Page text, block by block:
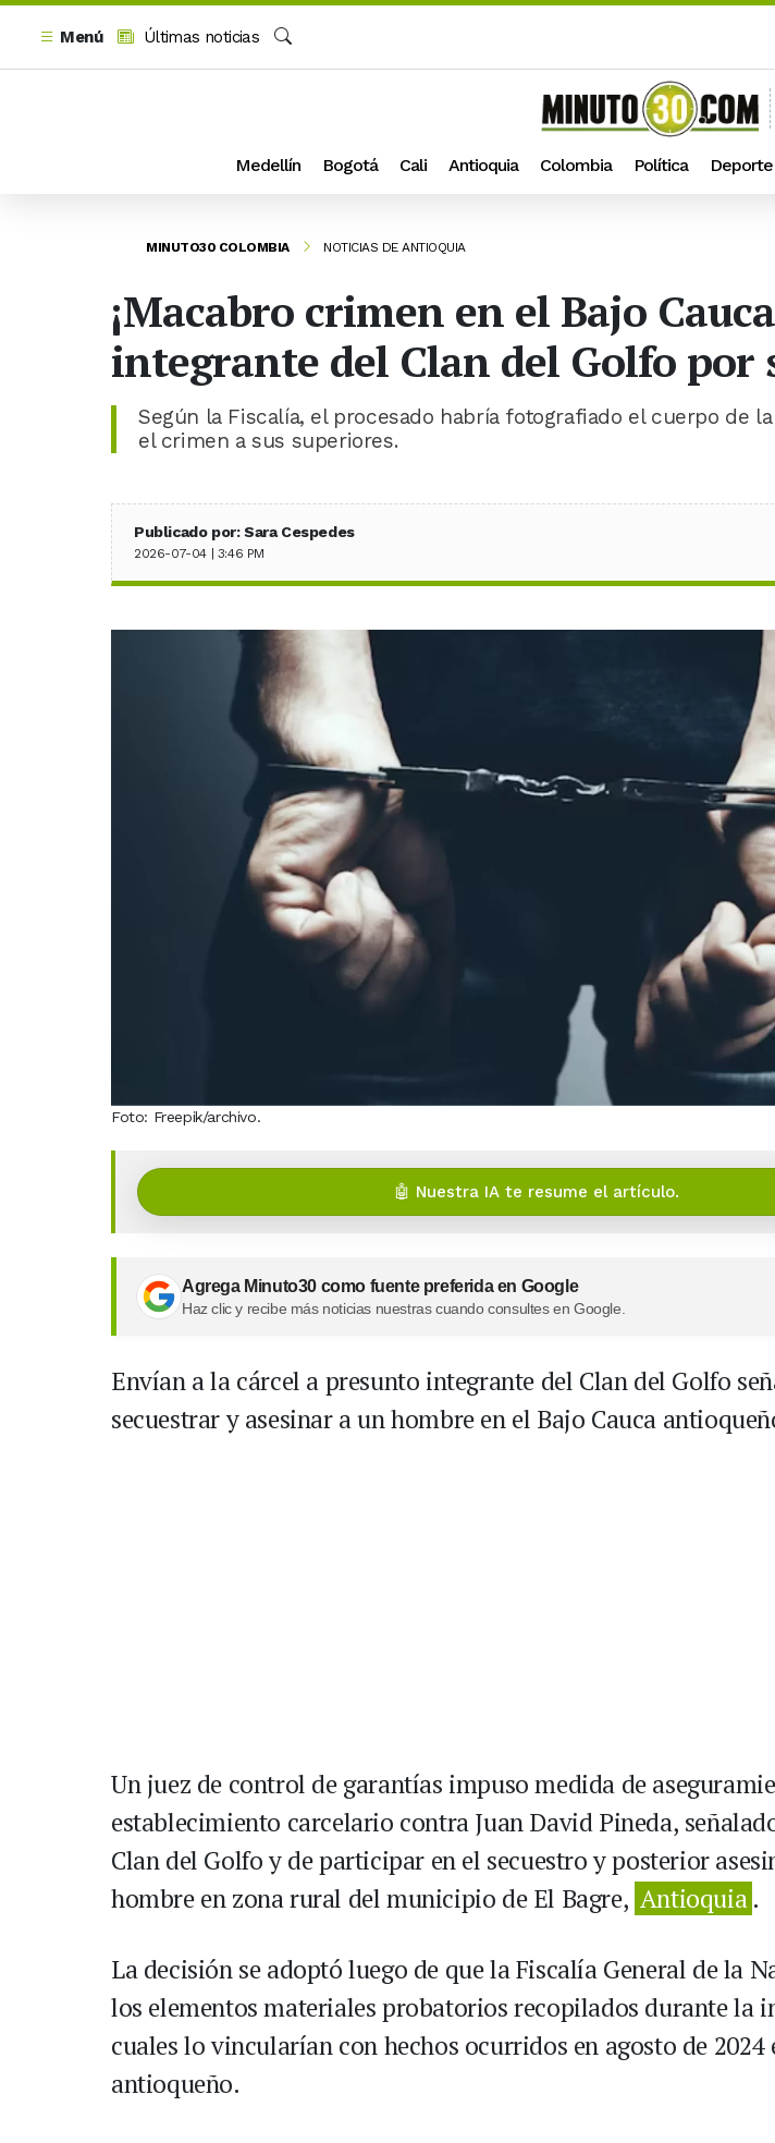
Menú
Últimas noticias
Medellín Bogotá Cali Antioquia Colombia Política Deporte
MINUTO30 COLOMBIA NOTICIAS DE ANTIOQUIA
¡Macabro crimen en el Bajo
integrante del Clan del Golfo por
Según la Fiscalía, el procesado habría fotografiado el cuerpo de
el crimen a sus superiores.
Publicado por: Sara Cespedes
2026-07-04 | 3:46 PM
Foto: Freepik/archivo.
🤖 Nuestra IA te resume el artículo.
Agrega Minuto30 como fuente preferida en Google
Haz clic y recibe más noticias nuestras cuando consultes en Google.
Envían a la cárcel a presunto integrante del Clan del Golfo
secuestrar y asesinar a un hombre en el Bajo Cauca
Un juez de control de garantías impuso medida de
establecimiento carcelario contra Juan David Pineda,
Clan del Golfo y de participar en el secuestro y posterior
hombre en zona rural del municipio de El Bagre, Antioquia .
La decisión se adoptó luego de que la Fiscalía General de la
los elementos materiales probatorios recopilados durante la
cuales lo vincularían con hechos ocurridos en agosto de 2024
antioqueño.